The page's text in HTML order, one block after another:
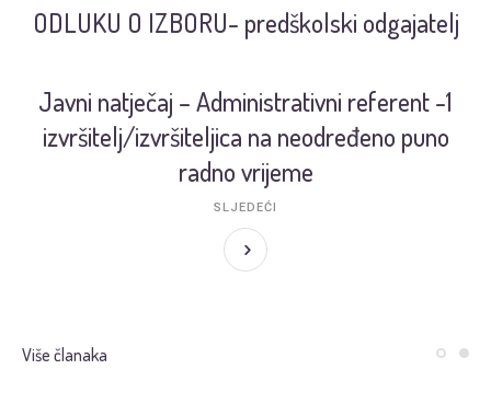
ODLUKU O IZBORU- predškolski odgajatelj
Javni natječaj – Administrativni referent -1
izvršitelj/izvršiteljica na neodređeno puno
radno vrijeme
SLJEDEĆI
Više članaka